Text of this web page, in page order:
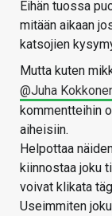
Eihän tuossa
mitään aikaan
katsojien
Mutta kuten
@Juha
kommentteihin
aiheisiin.
Helpottaa
kiinnostaa joku
voivat klikata
Useimmiten